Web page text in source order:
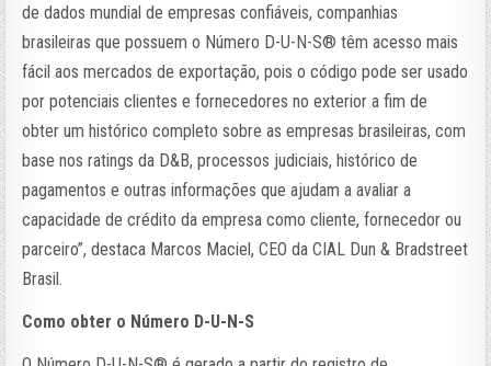
de dados mundial de empresas confiáveis, companhias
brasileiras que possuem o Número D-U-N-S®️ têm acesso mais
fácil aos mercados de exportação, pois o código pode ser usado
por potenciais clientes e fornecedores no exterior a fim de
obter um histórico completo sobre as empresas brasileiras, com
base nos ratings da D&B, processos judiciais, histórico de
pagamentos e outras informações que ajudam a avaliar a
capacidade de crédito da empresa como cliente, fornecedor ou
parceiro”, destaca Marcos Maciel, CEO da CIAL Dun & Bradstreet
Brasil.
Como obter o Número D-U-N-S